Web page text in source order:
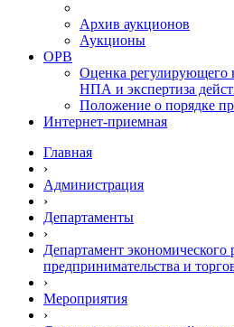
Архив аукционов
Аукционы
ОРВ
Оценка регулирующего
НПА и экспертиза
Положение о порядке
Интернет-приемная
Главная
›
Администрация
›
Департаменты
›
Департамент экономического
предпринимательства и
›
Мероприятия
›